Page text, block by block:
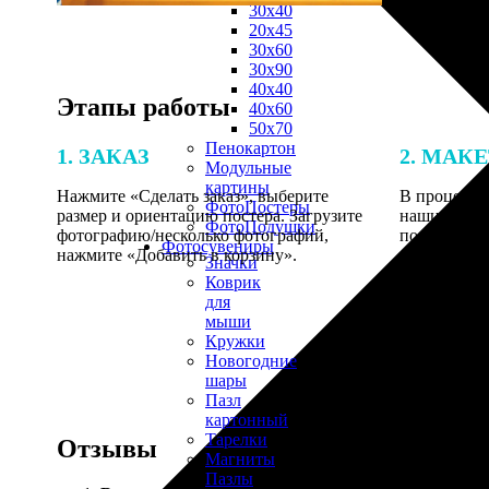
30х40
20х45
30х60
30х90
40х40
40х60
50х70
Пенокартон
Модульные
картины
ФотоПостеры
ФотоПодушки
Фотоcувениры
Значки
Коврик
для
мыши
Кружки
Новогодние
шары
Пазл
картонный
Тарелки
Магниты
Пазлы
Этапы работы
1. ЗАКАЗ
Нажмите «Сделать заказ», выберите
размер и ориентацию постера. Загрузите
фотографию/несколько фотографий,
нажмите «Добавить в корзину».
2.
В процессе
наши
по
Отзывы